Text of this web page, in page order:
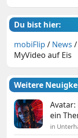
Du bist hier:
mobiFlip / News /
MyVideo auf Eis
Weitere
Avatar:
ein
in